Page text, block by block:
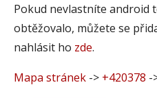
Pokud nevlastníte android
obtěžovalo, můžete se
nahlásit ho zde.
Mapa stránek -> +420378 -